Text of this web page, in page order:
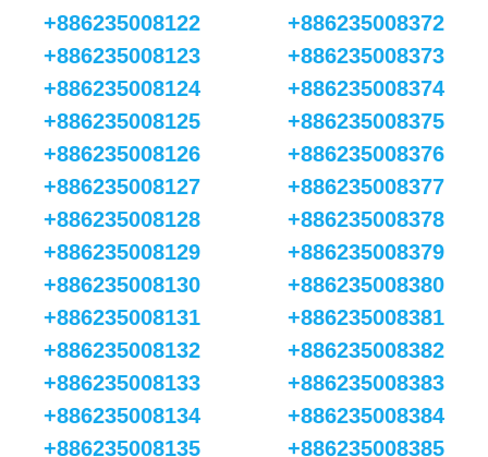
+886235008122
+886235008123
+886235008124
+886235008125
+886235008126
+886235008127
+886235008128
+886235008129
+886235008130
+886235008131
+886235008132
+886235008133
+886235008134
+886235008135
+886235008372
+886235008373
+886235008374
+886235008375
+886235008376
+886235008377
+886235008378
+886235008379
+886235008380
+886235008381
+886235008382
+886235008383
+886235008384
+886235008385